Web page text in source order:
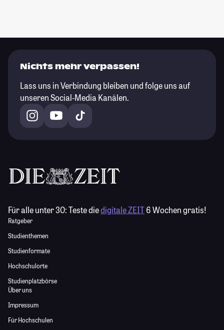
Nichts mehr verpassen!
Lass uns in Verbindung bleiben und folge uns auf
unseren Social-Media Kanälen.
Für alle unter 30:Teste diedigitale ZEIT6 Wochen gratis!
Ratgeber
Studienthemen
Studienformate
Hochschulorte
Studienplatzbörse
Über uns
Impressum
Für Hochschulen